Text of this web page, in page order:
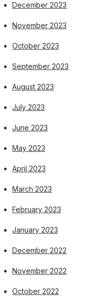
December 2023
November 2023
October 2023
September 2023
August 2023
July 2023
June 2023
May 2023
April 2023
March 2023
February 2023
January 2023
December 2022
November 2022
October 2022